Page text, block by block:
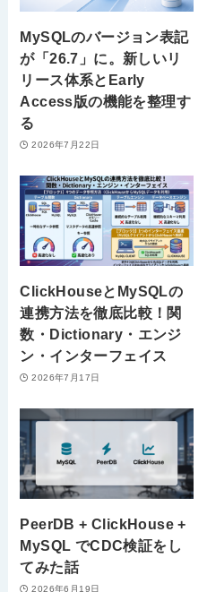
MySQLのバージョン表記
が「26.7」に。新しいリ
リース体系とEarly
Access版の機能を整理す
る
2026年7月22日
ClickHouseとMySQLの
連携方法を徹底比較！関
数・Dictionary・エンジ
ン・インターフェイス
2026年7月17日
PeerDB + ClickHouse +
MySQL でCDC検証をし
てみた話
2026年6月19日